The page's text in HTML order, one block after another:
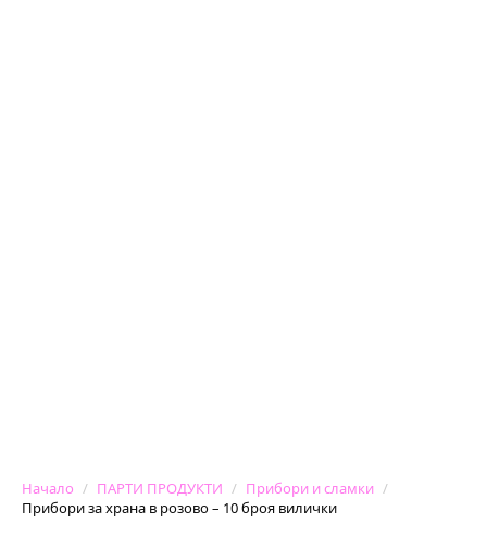
Начало ПАРТИ ПРОДУКТИ
Прибори и сламки
Прибори за храна в розово – 10 броя вилички